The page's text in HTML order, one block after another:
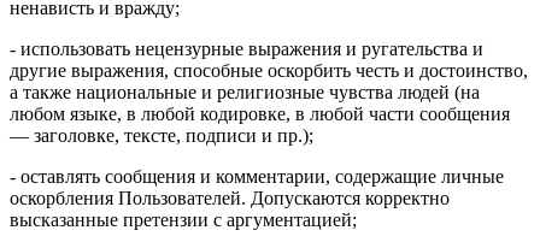
ненависть и вражду;
- использовать нецензурные выражения и ругательства и
другие выражения, способные оскорбить честь и достоинство,
а также национальные и религиозные чувства людей (на
любом языке, в любой кодировке, в любой части сообщения
— заголовке, тексте, подписи и пр.);
- оставлять сообщения и комментарии, содержащие личные
оскорбления Пользователей. Допускаются корректно
высказанные претензии с аргументацией;